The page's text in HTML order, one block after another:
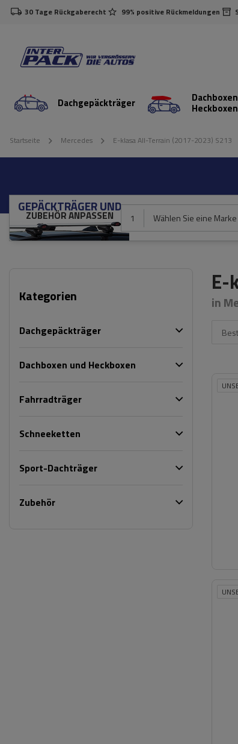
30 Tage Rückgaberecht 99% positive Rückmeldungen
Dachgepäckträger Heckboxen
Startseite Mercedes E-klasa All-Terrain (2017-2023) S213
GEPÄCKTRÄGER UND
ZUBEHÖR ANPASSEN 1 Wählen Sie eine Marke
Kategorien
Dachgepäckträger
Dachboxen und Heckboxen
Fahrradträger
Schneeketten
Sport-Dachträger
Zubehör
E-
in